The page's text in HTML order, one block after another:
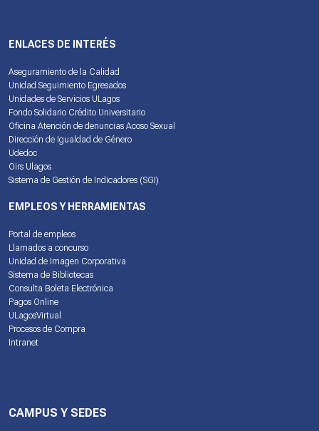
ENLACES DE INTERÉS
Aseguramiento de la Calidad
Unidad Seguimiento Egresados
Unidades de Servicios ULagos
Fondo Solidario Crédito Universitario
Oficina Atención de denuncias Acoso Sexual
Dirección de Igualdad de Género
Udedoc
Oirs Ulagos
Sistema de Gestión de Indicadores (SGI)
EMPLEOS Y HERRAMIENTAS
Portal de empleos
Llamados a concurso
Unidad de Imagen Corporativa
Sistema de Bibliotecas
Consulta Boleta Electrónica
Pagos Online
ULagosVirtual
Procesos de Compra
Intranet
CAMPUS Y SEDES